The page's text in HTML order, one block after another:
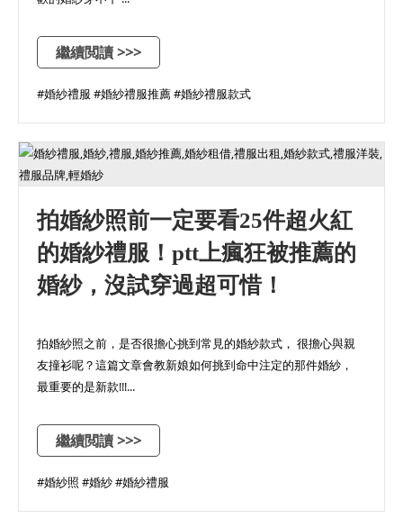
繼續閲讀 >>>
#婚紗禮服 #婚紗禮服推薦 #婚紗禮服款式
拍婚紗照前一定要看25件超火紅
的婚紗禮服！ptt上瘋狂被推薦的
婚紗，沒試穿過超可惜！
拍婚紗照之前，是否很擔心挑到常見的婚紗款式， 很擔心與親
友撞衫呢？這篇文章會教新娘如何挑到命中注定的那件婚紗，
最重要的是新款!!!...
繼續閲讀 >>>
#婚紗照 #婚紗 #婚紗禮服